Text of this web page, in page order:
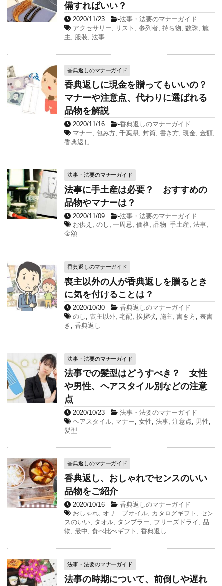
備すればいい？
2020/11/23 -法事・法要のマナーガイド
アクセサリー
リスト 参列者 持ち物 数珠 施
主
服装 法事
香典返しのマナーガイド
香典返しに現金を贈ってもいいの？
マナーや注意点、代わりに選ばれる
品物を解説
2020/11/16 -香典返しのマナーガイド
マナー 包み方 千葉県 封筒 書き方 現金 金額
香典返し
法事・法要のマナーガイド
法事に手土産は必要？ おすすめの
品物やマナーは？
2020/11/09 -法事・法要のマナーガイド
お供え
のし 一周忌 価格 品物 手土産 法事
金額
香典返しのマナーガイド
喪主以外の人が香典返しを贈るとき
に気を付けることは？
2020/10/30 -香典返しのマナーガイド
のし
喪主以外 宅配 挨拶状 施主 書き方 表書
き
香典返し
法事・法要のマナーガイド
法事での髪型はどうすべき？ 女性
や男性、ヘアスタイル別などの注意
点
2020/10/23 -法事・法要のマナーガイド
ヘアスタイル マナー 女性 法事 注意点 男性
髪型
香典返しのマナーガイド
香典返し、おしゃれでセンスのいい
品物をご紹介
2020/10/16 -香典返しのマナーガイド
おしゃれ オリーブオイル カタログギフト
セン
スのいい
タオル タンブラー フリーズドライ
品
物 最中 食べ比べギフト 香典返し
法事・法要のマナーガイド
法事の時期について、前倒しや遅れ